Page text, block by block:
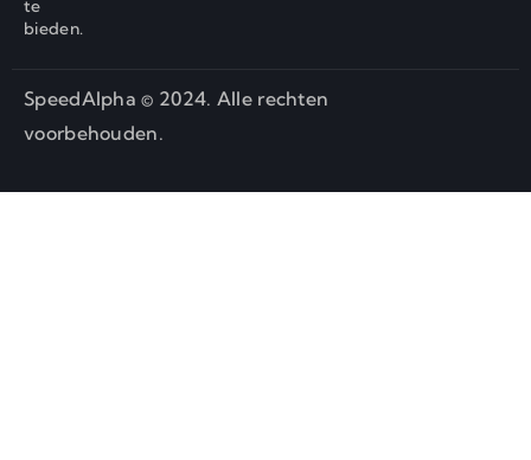
te
bieden.
SpeedAlpha © 2024. Alle rechten
voorbehouden.